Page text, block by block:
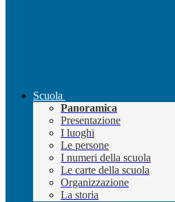
Scuola
Panoramica
Presentazione
I luoghi
Le persone
I numeri della scuola
Le carte della scuola
Organizzazione
La storia